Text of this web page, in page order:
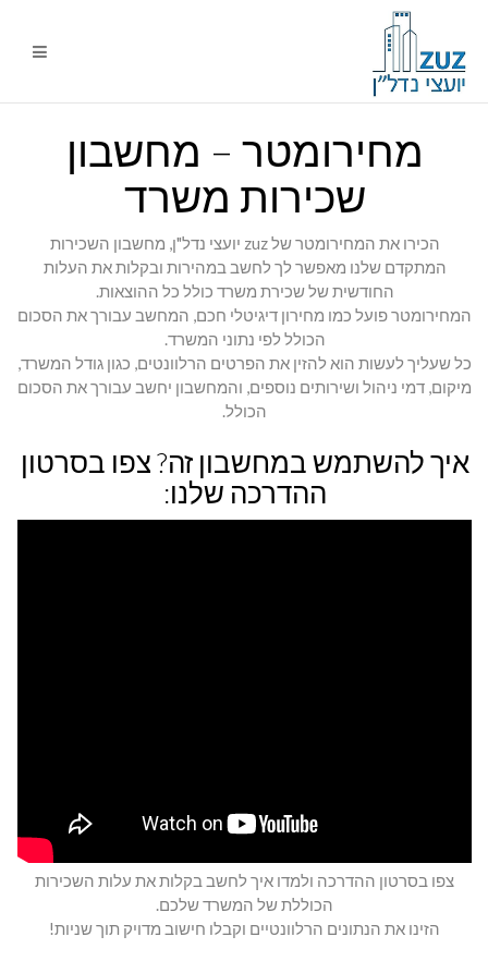
מחירומטר – מחשבון
שכירות משרד
הכירו את המחירומטר של zuz יועצי נדל"ן, מחשבון השכירות
המתקדם שלנו מאפשר לך לחשב במהירות ובקלות את העלות
החודשית של שכירת משרד כולל כל ההוצאות.
המחירומטר פועל כמו מחירון דיגיטלי חכם, המחשב עבורך את הסכום
הכולל לפי נתוני המשרד.
כל שעליך לעשות הוא להזין את הפרטים הרלוונטים, כגון גודל המשרד,
מיקום, דמי ניהול ושירותים נוספים, והמחשבון יחשב עבורך את הסכום
הכולל.
איך להשתמש במחשבון זה? צפו בסרטון
ההדרכה שלנו:
צפו בסרטון ההדרכה ולמדו איך לחשב בקלות את עלות השכירות
הכוללת של המשרד שלכם.
הזינו את הנתונים הרלוונטיים וקבלו חישוב מדויק תוך שניות!